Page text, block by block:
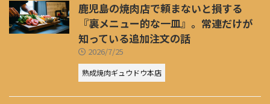
鹿児島の焼肉店で頼まないと損する
『裏メニュー的な一皿』。常連だけが
知っている追加注文の話
2026/7/25
熟成焼肉ギュウドウ本店